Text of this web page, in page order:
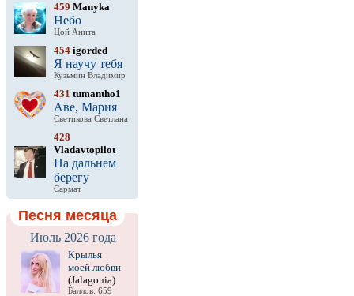
459 Manyka
Небо
Цой Анита
454 igorded
Я научу тебя
Кузьмин Владимир
431 tumantho1
Аве, Мария
Светикова Светлана
428
Vladavtopilot
На дальнем
берегу
Сармат
Песня месяца
Июль 2026 года
Крылья
моей любви
(Jalagonia)
Баллов: 659